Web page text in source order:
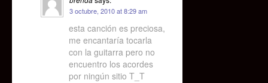
3 octubre, 2010 at 8:29 am
esta canción es preciosa,
me encantaría tocarla
con la guitarra pero no
encuentro los acordes
por ningún sitio T_T